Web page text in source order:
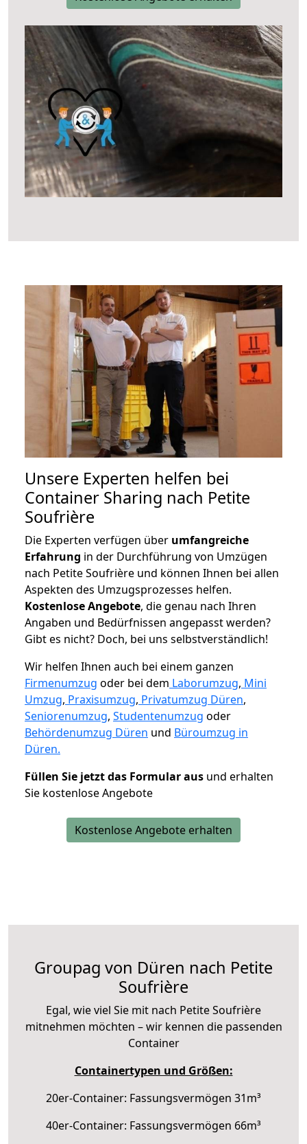
Unsere Experten helfen bei
Container Sharing nach Petite
Soufrière
Die Experten verfügen über umfangreiche
Erfahrung in der Durchführung von Umzügen
nach Petite Soufrière und können Ihnen bei allen
Aspekten des Umzugsprozesses helfen.
Kostenlose Angebote, die genau nach Ihren
Angaben und Bedürfnissen angepasst werden?
Gibt es nicht? Doch, bei uns selbstverständlich!
Wir helfen Ihnen auch bei einem ganzen
Firmenumzug oder bei dem Laborumzug, Mini
Umzug, Praxisumzug, Privatumzug Düren,
Seniorenumzug, Studentenumzug oder
Behördenumzug Düren und Büroumzug in
Düren.
Füllen Sie jetzt das Formular aus und erhalten
Sie kostenlose Angebote
Kostenlose Angebote erhalten
Groupag von Düren nach Petite
Soufrière
Egal, wie viel Sie mit nach Petite Soufrière
mitnehmen möchten – wir kennen die passenden
Container
Containertypen und Größen:
20er-Container: Fassungsvermögen 31m³
40er-Container: Fassungsvermögen 66m³